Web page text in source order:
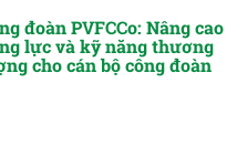
đoàn PVFCCo: Nâng cao
lực và kỹ năng thương
cho cán bộ công đoàn